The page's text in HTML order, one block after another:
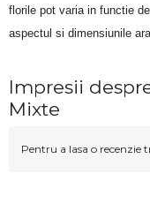
florile pot varia in functie
aspectul si dimensiunile
Impresii
Mixte
Pentru a lasa o recenzie